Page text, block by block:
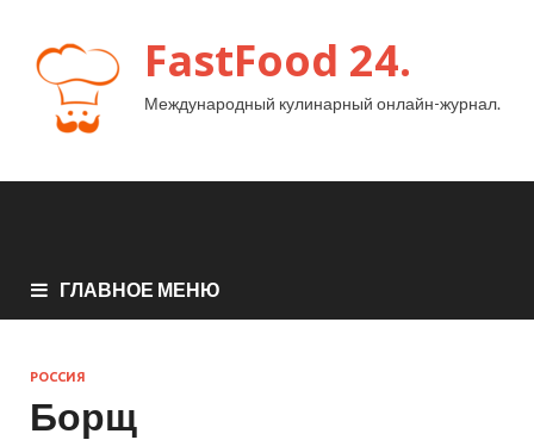
FastFood 24.
Международный кулинарный онлайн-журнал.
ГЛАВНОЕ МЕНЮ
РОССИЯ
Борщ